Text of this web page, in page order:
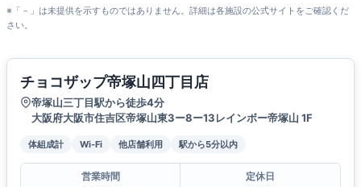
※「－」は未提供を示すものではありません。詳細は各施設の公式サイトをご確認くだ
さい。
チョコザップ帝塚山四丁目店
帝塚山三丁目駅から徒歩4分
大阪府大阪市住吉区帝塚山東3ー8ー13レインボー帝塚山 1F
体組成計 Wi-Fi 他店舗利用 駅から5分以内
営業時間
定休日